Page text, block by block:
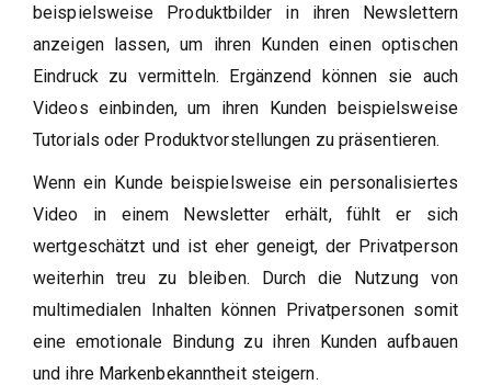
beispielsweise Produktbilder in ihren Newslettern
anzeigen lassen, um ihren Kunden einen optischen
Eindruck zu vermitteln. Ergänzend können sie auch
Videos einbinden, um ihren Kunden beispielsweise
Tutorials oder Produktvorstellungen zu präsentieren.
Wenn ein Kunde beispielsweise ein personalisiertes
Video in einem Newsletter erhält, fühlt er sich
wertgeschätzt und ist eher geneigt, der Privatperson
weiterhin treu zu bleiben. Durch die Nutzung von
multimedialen Inhalten können Privatpersonen somit
eine emotionale Bindung zu ihren Kunden aufbauen
und ihre Markenbekanntheit steigern.